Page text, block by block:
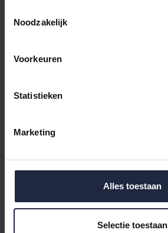
Noodzakelijk
Voorkeuren
Statistieken
Marketing
Alles toestaan
Selectie toestaan